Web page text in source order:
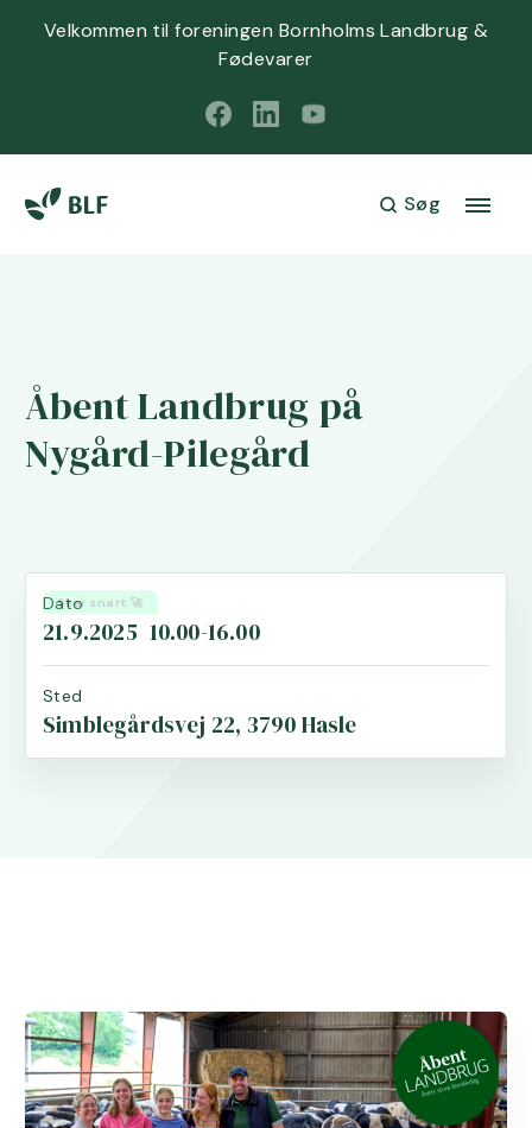
Velkommen til foreningen Bornholms Landbrug &
Fødevarer
Søg
Åbent Landbrug på
Nygård-Pilegård
Sker snart 🚀
Dato
21.9.2025 10.00-16.00
Sted
Simblegårdsvej 22, 3790 Hasle